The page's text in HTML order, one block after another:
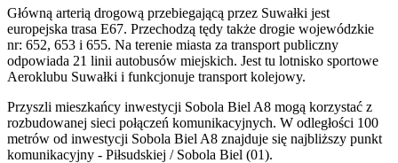
Główną arterią drogową przebiegającą przez Suwałki jest
europejska trasa E67. Przechodzą tędy także drogie wojewódzkie
nr: 652, 653 i 655. Na terenie miasta za transport publiczny
odpowiada 21 linii autobusów miejskich. Jest tu lotnisko sportowe
Aeroklubu Suwałki i funkcjonuje transport kolejowy.
Przyszli mieszkańcy inwestycji Sobola Biel A8 mogą korzystać z
rozbudowanej sieci połączeń komunikacyjnych. W odległości 100
metrów od inwestycji Sobola Biel A8 znajduje się najbliższy punkt
komunikacyjny - Piłsudskiej / Sobola Biel (01).